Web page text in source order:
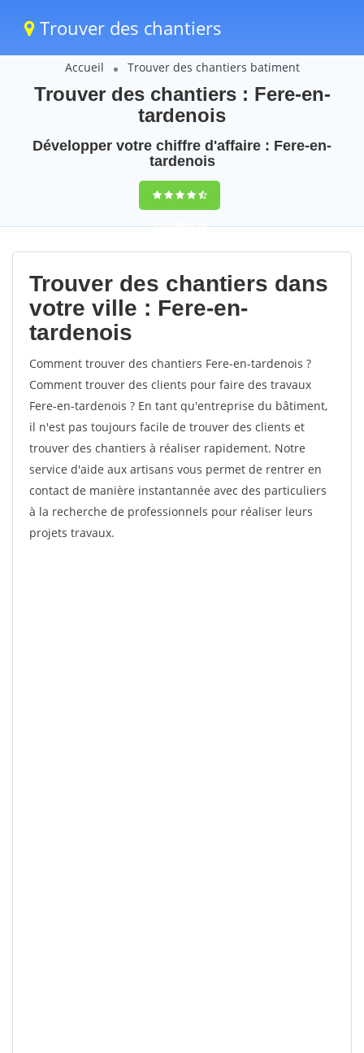
Trouver des chantiers
Accueil Trouver des chantiers batiment
Trouver des chantiers : Fere-en-
tardenois
Développer votre chiffre d'affaire : Fere-en-
tardenois
9,5(100%)50
votes
Trouver des chantiers dans
votre ville : Fere-en-
tardenois
Comment trouver des chantiers Fere-en-tardenois ?
Comment trouver des clients pour faire des travaux
Fere-en-tardenois ? En tant qu'entreprise du bâtiment,
il n'est pas toujours facile de trouver des clients et
trouver des chantiers à réaliser rapidement. Notre
service d'aide aux artisans vous permet de rentrer en
contact de manière instantannée avec des particuliers
à la recherche de professionnels pour réaliser leurs
projets travaux.